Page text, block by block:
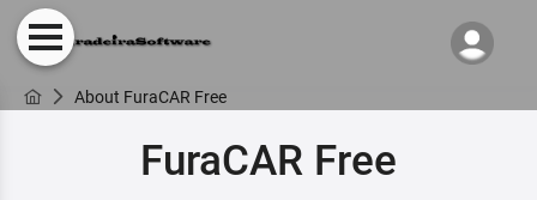
About FuraCAR Free
FuraCAR Free